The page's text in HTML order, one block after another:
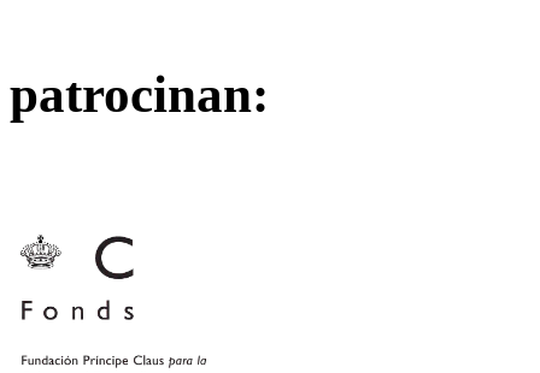
patrocinan: